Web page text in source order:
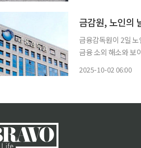
금감원, 노인의
금융감독원이 2일
금융 소외 해소와 보
2025-10-02 06:00